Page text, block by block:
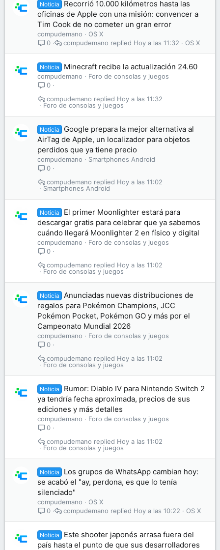
Noticia
Recorrió 10.000 kilómetros hasta las
oficinas de Apple con una misión: convencer a
Tim Cook de no cometer un gran error
compudemano
OS X
0
OS X
Hoy a las 11:32
compudemano
Noticia Minecraft recibe la actualización 24.60
compudemano
Foro de consolas y juegos
0
Foro de consolas y juegos
Hoy a las 11:32
compudemano
Noticia
Google prepara la mejor alternativa al
AirTag de Apple, un localizador para objetos
perdidos que ya tiene precio
compudemano
Smartphones Android
0
Smartphones Android
Hoy a las 11:02
compudemano
Noticia
El primer Moonlighter estará para
descargar gratis para celebrar que ya sabemos
cuándo llegará Moonlighter 2 en físico y digital
compudemano
Foro de consolas y juegos
0
Foro de consolas y juegos
Hoy a las 11:02
compudemano
Noticia
Anunciadas nuevas distribuciones de
regalos para Pokémon Champions, JCC
Pokémon Pocket, Pokémon GO y más por el
Campeonato Mundial 2026
compudemano
Foro de consolas y juegos
0
Foro de consolas y juegos
Hoy a las 11:02
compudemano
Noticia
Rumor: Diablo IV para Nintendo Switch 2
ya tendría fecha aproximada, precios de sus
ediciones y más detalles
compudemano
Foro de consolas y juegos
0
Foro de consolas y juegos
Hoy a las 11:02
compudemano
Noticia
Los grupos de WhatsApp cambian hoy:
se acabó el "ay, perdona, es que lo tenía
silenciado"
compudemano
OS X
0
OS X
Hoy a las 10:22
compudemano
Noticia
Este shooter japonés arrasa fuera del
país hasta el punto de que sus desarrolladores